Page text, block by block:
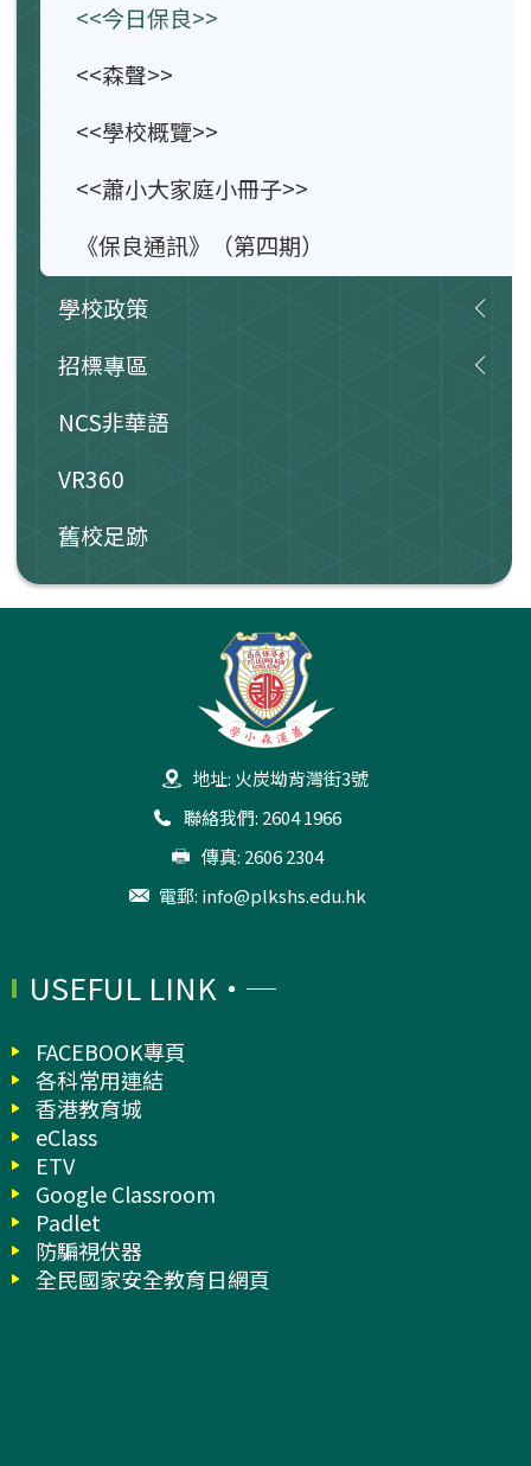
<<今日保良>>
<<森聲>>
<<學校概覽>>
<<蕭小大家庭小冊子>>
《保良通訊》（第四期）
學校政策
招標專區
NCS非華語
VR360
舊校足跡
地址: 火炭坳背灣街3號
聯絡我們: 2604 1966
傳真: 2606 2304
電郵: info@plkshs.edu.hk
USEFUL LINK
FACEBOOK專頁
各科常用連結
香港教育城
eClass
ETV
Google Classroom
Padlet
防騙視伏器
全民國家安全教育日網頁